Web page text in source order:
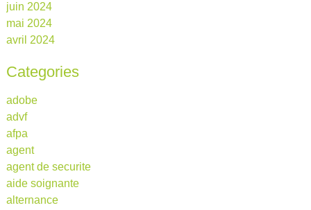
juin 2024
mai 2024
avril 2024
Categories
adobe
advf
afpa
agent
agent de securite
aide soignante
alternance